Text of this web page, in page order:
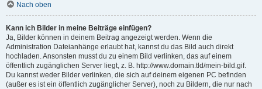
Nach oben
Kann ich Bilder in meine Beiträge einfügen?
Ja, Bilder können in deinem Beitrag angezeigt werden. Wenn die
Administration Dateianhänge erlaubt hat, kannst du das Bild auch direkt
hochladen. Ansonsten musst du zu einem Bild verlinken, das auf einem
öffentlich zugänglichen Server liegt, z. B. http://www.domain.tld/mein-bild.gif.
Du kannst weder Bilder verlinken, die sich auf deinem eigenen PC befinden
(außer es ist ein öffentlich zugänglicher Server), noch zu Bildern, die nur nach